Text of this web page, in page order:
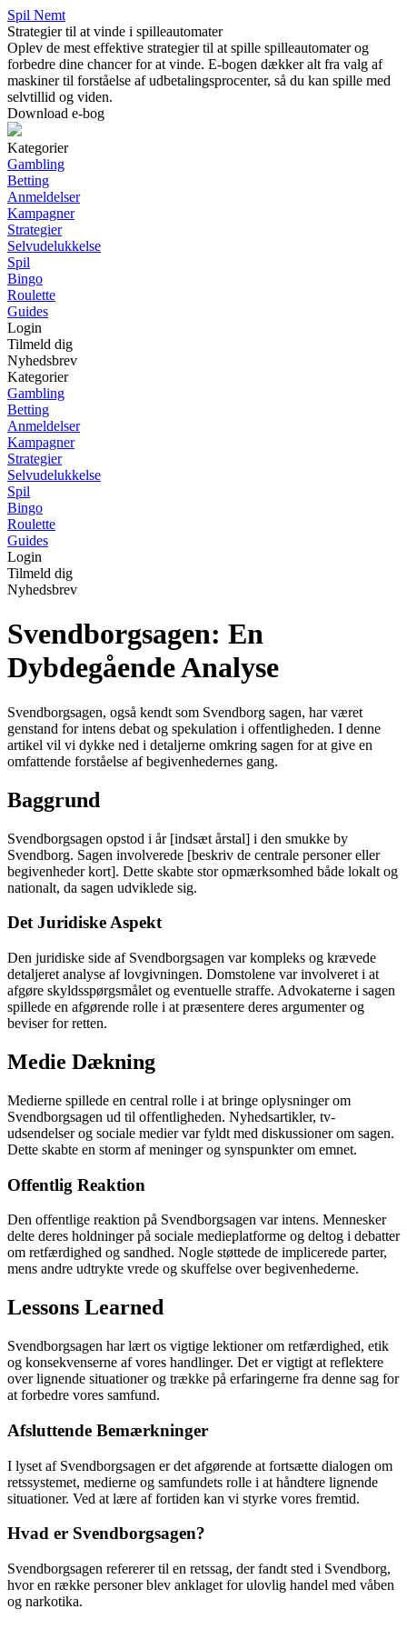
Spil Nemt
Strategier til at vinde i spilleautomater
Oplev de mest effektive strategier til at spille spilleautomater og
forbedre dine chancer for at vinde. E-bogen dækker alt fra valg af
maskiner til forståelse af udbetalingsprocenter, så du kan spille med
selvtillid og viden.
Download e-bog
Kategorier
Gambling
Betting
Anmeldelser
Kampagner
Strategier
Selvudelukkelse
Spil
Bingo
Roulette
Guides
Login
Tilmeld dig
Nyhedsbrev
Kategorier
Gambling
Betting
Anmeldelser
Kampagner
Strategier
Selvudelukkelse
Spil
Bingo
Roulette
Guides
Login
Tilmeld dig
Nyhedsbrev
Svendborgsagen: En
Dybdegående Analyse
Svendborgsagen, også kendt som Svendborg sagen, har været
genstand for intens debat og spekulation i offentligheden. I denne
artikel vil vi dykke ned i detaljerne omkring sagen for at give en
omfattende forståelse af begivenhedernes gang.
Baggrund
Svendborgsagen opstod i år [indsæt årstal] i den smukke by
Svendborg. Sagen involverede [beskriv de centrale personer eller
begivenheder kort]. Dette skabte stor opmærksomhed både lokalt og
nationalt, da sagen udviklede sig.
Det Juridiske Aspekt
Den juridiske side af Svendborgsagen var kompleks og krævede
detaljeret analyse af lovgivningen. Domstolene var involveret i at
afgøre skyldsspørgsmålet og eventuelle straffe. Advokaterne i sagen
spillede en afgørende rolle i at præsentere deres argumenter og
beviser for retten.
Medie Dækning
Medierne spillede en central rolle i at bringe oplysninger om
Svendborgsagen ud til offentligheden. Nyhedsartikler, tv-
udsendelser og sociale medier var fyldt med diskussioner om sagen.
Dette skabte en storm af meninger og synspunkter om emnet.
Offentlig Reaktion
Den offentlige reaktion på Svendborgsagen var intens. Mennesker
delte deres holdninger på sociale medieplatforme og deltog i debatter
om retfærdighed og sandhed. Nogle støttede de implicerede parter,
mens andre udtrykte vrede og skuffelse over begivenhederne.
Lessons Learned
Svendborgsagen har lært os vigtige lektioner om retfærdighed, etik
og konsekvenserne af vores handlinger. Det er vigtigt at reflektere
over lignende situationer og trække på erfaringerne fra denne sag for
at forbedre vores samfund.
Afsluttende Bemærkninger
I lyset af Svendborgsagen er det afgørende at fortsætte dialogen om
retssystemet, medierne og samfundets rolle i at håndtere lignende
situationer. Ved at lære af fortiden kan vi styrke vores fremtid.
Hvad er Svendborgsagen?
Svendborgsagen refererer til en retssag, der fandt sted i Svendborg,
hvor en række personer blev anklaget for ulovlig handel med våben
og narkotika.